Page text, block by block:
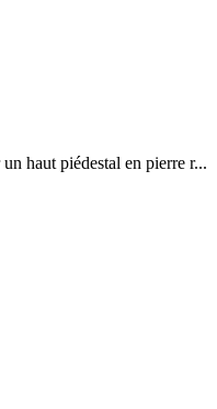
haut piédestal en pierre r...